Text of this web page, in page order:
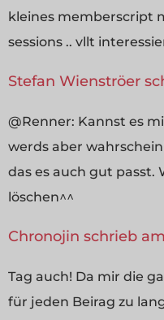
kleines memberscript
sessions .. vllt
Stefan Wienströer
@Renner: Kannst es
werds aber
das es auch gut passt.
löschen^^
Chronojin schrieb am
Tag auch! Da mir die
für jeden Beirag zu